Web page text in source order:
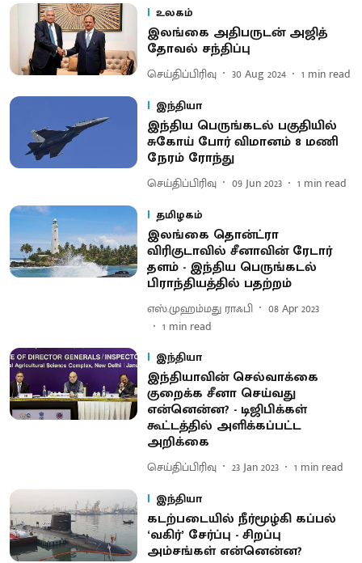
உலகம்
இலங்கை அதிபருடன் அஜித்
தோவல் சந்திப்பு
செய்திப்பிரிவு 30 Aug 2024 1 min read
இந்தியா
இந்திய பெருங்கடல் பகுதியில்
சுகோய் போர் விமானம் 8 மணி
நேரம் ரோந்து
செய்திப்பிரிவு 09 Jun 2023 1 min read
தமிழகம்
இலங்கை தொன்ட்ரா
விரிகுடாவில் சீனாவின் ரேடார்
தளம் - இந்திய பெருங்கடல்
பிராந்தியத்தில் பதற்றம்
எஸ்.முஹம்மது ராஃபி
08 Apr 2023
1 min read
இந்தியா
இந்தியாவின் செல்வாக்கை
குறைக்க சீனா செய்வது
என்னென்ன? - டிஜிபிக்கள்
கூட்டத்தில் அளிக்கப்பட்ட
அறிக்கை
செய்திப்பிரிவு 23 Jan 2023 1 min read
இந்தியா
கடற்படையில் நீர்மூழ்கி கப்பல்
‘வகிர்’ சேர்ப்பு - சிறப்பு
அம்சங்கள் என்னென்ன?